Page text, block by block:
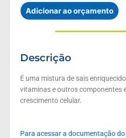
Adicionar ao orçamento
Descrição
É uma mistura de sais
vitaminas e outros componentes
crescimento celular.
Para acessar a documentação